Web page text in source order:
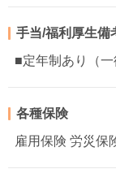
手当/福利厚生備
■定年制あり（一
各種保険
雇用保険 労災保